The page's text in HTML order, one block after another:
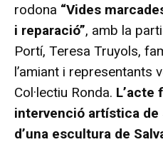
rodona “Vides
i reparació”, amb la
Portí, Teresa Truyols,
l’amiant i representants
Col·lectiu Ronda. L’acte
intervenció artística de
d’una escultura de